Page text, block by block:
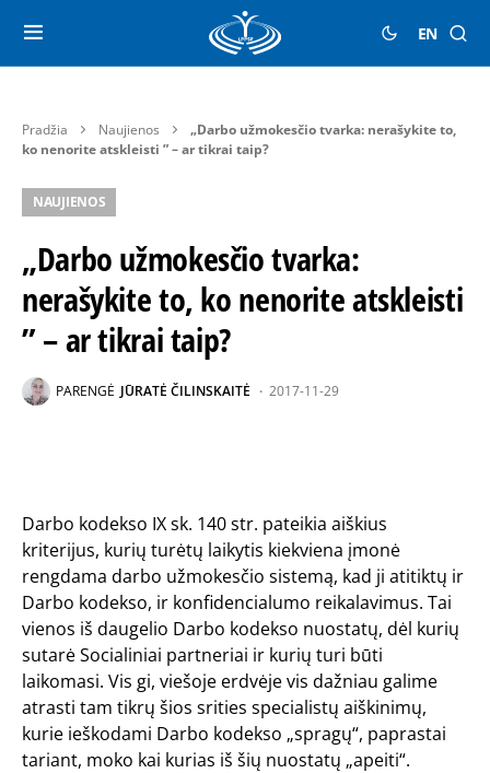
EN
Pradžia Naujienos
„Darbo užmokesčio tvarka: nerašykite to,
ko nenorite atskleisti ” – ar tikrai taip?
NAUJIENOS
„Darbo užmokesčio tvarka:
nerašykite to, ko nenorite atskleisti
” – ar tikrai taip?
PARENGĖ JŪRATĖ ČILINSKAITĖ 2017-11-29
Darbo kodekso IX sk. 140 str. pateikia aiškius
kriterijus, kurių turėtų laikytis kiekviena įmonė
rengdama darbo užmokesčio sistemą, kad ji atitiktų ir
Darbo kodekso, ir konfidencialumo reikalavimus. Tai
vienos iš daugelio Darbo kodekso nuostatų, dėl kurių
sutarė Socialiniai partneriai ir kurių turi būti
laikomasi. Vis gi, viešoje erdvėje vis dažniau galime
atrasti tam tikrų šios srities specialistų aiškinimų,
kurie ieškodami Darbo kodekso „spragų“, paprastai
tariant, moko kai kurias iš šių nuostatų „apeiti“.